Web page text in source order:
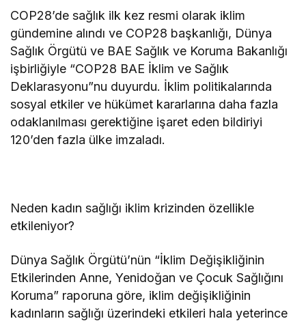
COP28’de sağlık ilk kez resmi olarak iklim
gündemine alındı ve COP28 başkanlığı, Dünya
Sağlık Örgütü ve BAE Sağlık ve Koruma Bakanlığı
işbirliğiyle “COP28 BAE İklim ve Sağlık
Deklarasyonu”nu duyurdu. İklim politikalarında
sosyal etkiler ve hükümet kararlarına daha fazla
odaklanılması gerektiğine işaret eden bildiriyi
120’den fazla ülke imzaladı.
Neden kadın sağlığı iklim krizinden özellikle
etkileniyor?
Dünya Sağlık Örgütü’nün “İklim Değişikliğinin
Etkilerinden Anne, Yenidoğan ve Çocuk Sağlığını
Koruma” raporuna göre, iklim değişikliğinin
kadınların sağlığı üzerindeki etkileri hala yeterince